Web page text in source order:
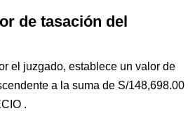
de tasación del
el juzgado, establece un valor de
a la suma de S/148,698.00
.